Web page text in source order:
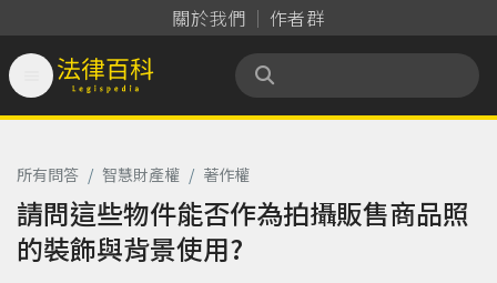
關於我們 作者群
法律百科 Legispedia
所有問答 / 智慧財產權 / 著作權
請問這些物件能否作為拍攝販售商品照
的裝飾與背景使用?